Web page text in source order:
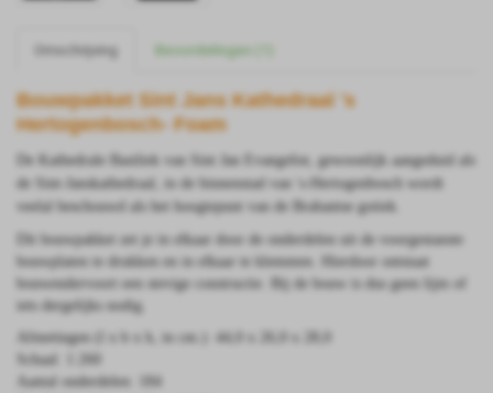
Omschrijving Beoordelingen (1)
Bouwpakket Sint Jans Kathedraal 's
Hertogenbosch- Foam
De Kathedrale Basiliek van Sint Jan Evangelist, gewoonlijk aangeduid als
de Sint-Janskathedraal, in de binnenstad van 's-Hertogenbosch wordt
veelal beschouwd als het hoogtepunt van de Brabantse gotiek.
Dit bouwpakket zet je in elkaar door de onderdelen uit de voorgestanste
bouwplaten te drukken en in elkaar te klemmen. Hierdoor ontstaat
bouwendervoort een stevige constructie.
Bij de bouw is dus geen lijm of
iets dergelijks nodig.
Afmetingen (l x b x h, in cm.): 44,0 x 26,0 x 28,0
Schaal: 1:260
Aantal onderdelen: 184